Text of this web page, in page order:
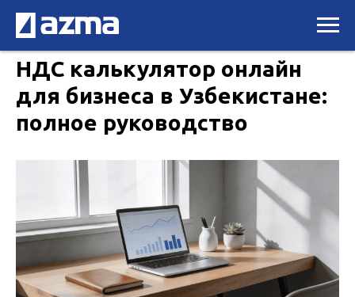
НДС калькулятор онлайн
для бизнеса в Узбекистане:
полное руководство